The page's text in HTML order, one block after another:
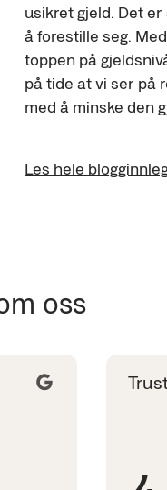
usikret gjeld. Det
å forestille seg.
toppen på
på tide at vi ser på
med å minske den
Les hele
oss